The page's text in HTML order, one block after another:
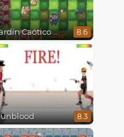
Caótico 8.6
8.3